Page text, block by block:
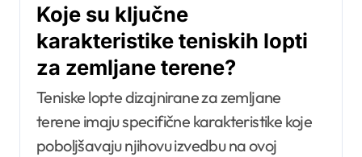
Koje su ključne
karakteristike teniskih lopti
za zemljane terene?
Teniske lopte dizajnirane za zemljane
terene imaju specifične karakteristike koje
poboljšavaju njihovu izvedbu na ovoj